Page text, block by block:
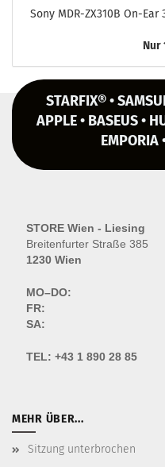
Sony MDR-​ZX310B On-​
Nur
STARFIX® •
APPLE • BASEUS •
EMPORIA
STORE Wien - Liesing
Breitenfurter Straße 385
1230 Wien
MO–DO:
FR:
SA:
TEL: +43 1 890 28 85
MEHR ÜBER...
Sitzung unterbrochen